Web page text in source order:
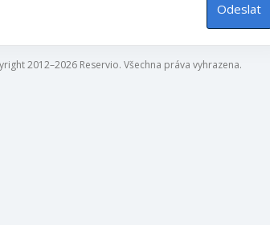
Odeslat
2012–2026 Reservio. Všechna práva vyhrazena.